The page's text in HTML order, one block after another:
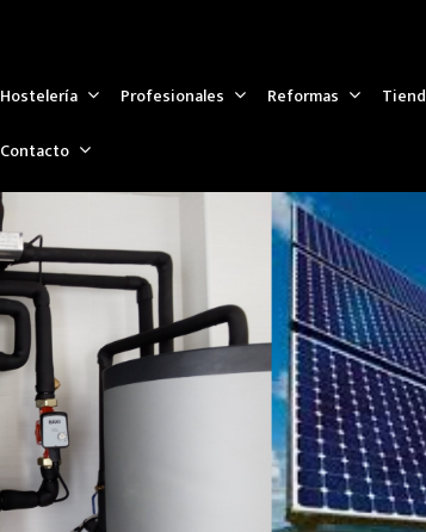
Hostelería Profesionales Reformas
Contacto